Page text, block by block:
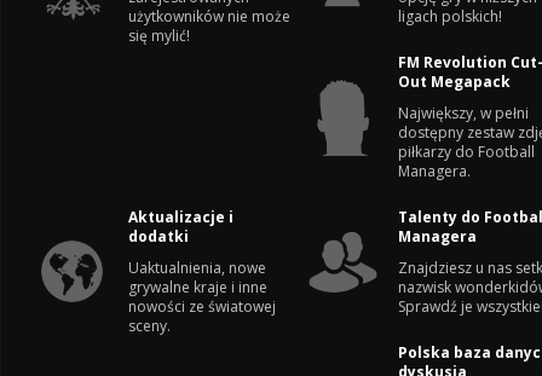
użytkowników nie może
się mylić!
ligach polskich!
FM Revolution
Out Megapack
Największy, w pełni
dostępny zestaw
piłkarzy do Football
Managera.
Aktualizacje i
dodatki
Uaktualnienia, nowe
grywalne kraje i inne
nowości ze światowej
sceny.
Talenty do
Managera
Znajdziesz u nas
nazwisk
Sprawdź je
Polska baza
dyskusja